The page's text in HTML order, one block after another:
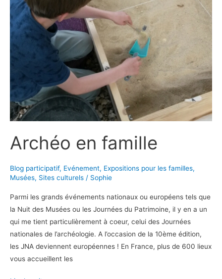
Archéo en famille
Blog participatif, Evénement, Expositions pour les familles,
Musées, Sites culturels / Sophie
Parmi les grands événements nationaux ou européens tels que
la Nuit des Musées ou les Journées du Patrimoine, il y en a un
qui me tient particulièrement à coeur, celui des Journées
nationales de l’archéologie. A l’occasion de la 10ème édition,
les JNA deviennent européennes ! En France, plus de 600 lieux
vous accueillent les